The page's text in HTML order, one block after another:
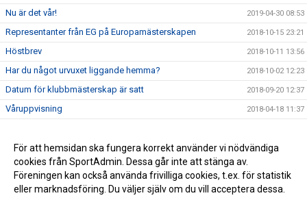
Nu är det vår! 2019-04-30 08:53
Representanter från EG på Europamästerskapen 2018-10-15 23:21
Höstbrev 2018-10-11 13:56
Har du något urvuxet liggande hemma? 2018-10-02 12:23
Datum för klubbmästerskap är satt 2018-09-20 12:37
Våruppvisning 2018-04-18 11:37
Verksamhetsberättelse 2016-2017 2018-03-08 10:33
EG på RT & RM-pojkar 2017-09-04 11:39
För att hemsidan ska fungera korrekt använder vi nödvändiga
cookies från SportAdmin. Dessa går inte att stänga av.
Föreningen kan också använda frivilliga cookies, t.ex. för statistik
eller marknadsföring. Du väljer själv om du vill acceptera dessa.